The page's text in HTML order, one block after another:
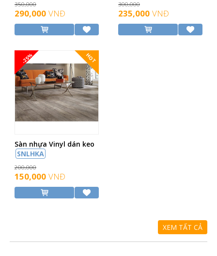
350,000
290,000 VNĐ
300,000
235,000 VNĐ
HOT
-25%
Sàn nhựa Vinyl dán keo
SNLHKA
200,000
150,000 VNĐ
XEM TẤT CẢ